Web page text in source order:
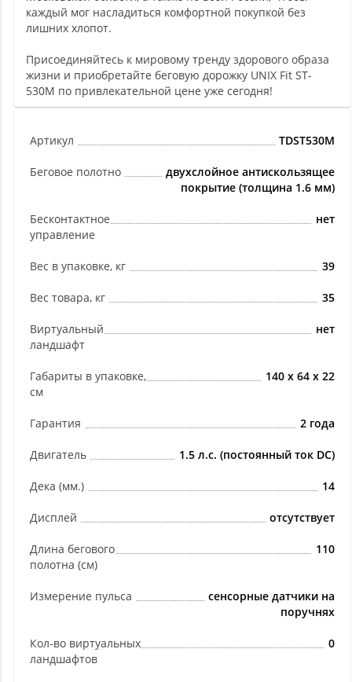
каждый мог насладиться комфортной покупкой без
лишних хлопот.
Присоединяйтесь к мировому тренду здорового образа
жизни и приобретайте беговую дорожку UNIX Fit ST-
530M по привлекательной цене уже сегодня!
Артикул TDST530M
Беговое полотно
двухслойное антискользящее
покрытие (толщина 1.6 мм)
Бесконтактное
управление
нет
Вес в упаковке, кг 39
Вес товара, кг 35
Виртуальный
ландшафт
нет
Габариты в упаковке,
см
140 x 64 x 22
Гарантия 2 года
Двигатель 1.5 л.с. (постоянный ток DC)
Дека (мм.) 14
Дисплей отсутствует
Длина бегового
полотна (см)
110
Измерение пульса
сенсорные датчики на
поручнях
Кол-во виртуальных
ландшафтов
0